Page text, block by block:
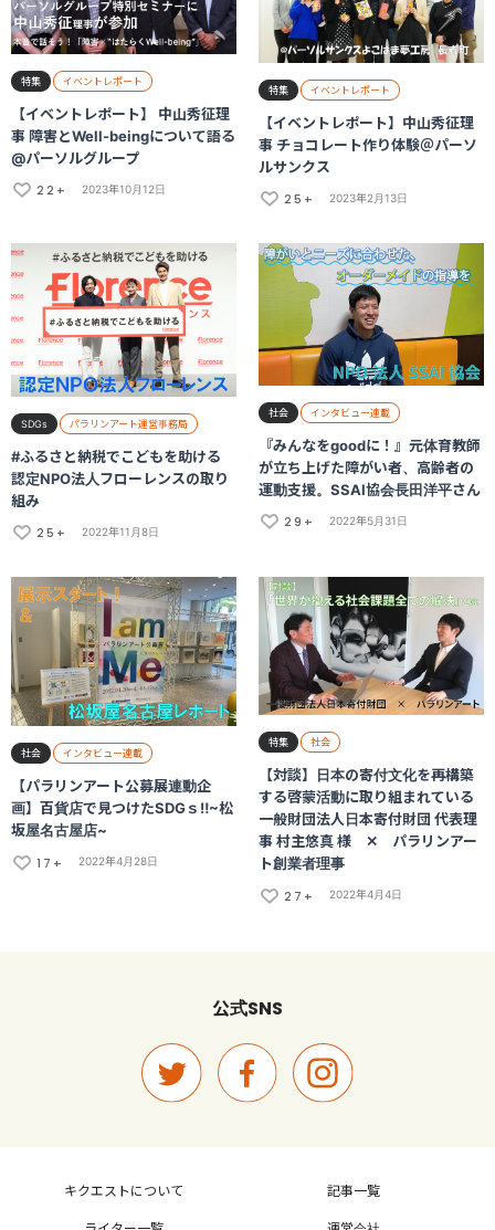
特集 イベントレポート
【イベントレポート】 中山秀征理
事 障害とWell-beingについて語る
@パーソルグループ
22+
2023年10月12日
特集 イベントレポート
【イベントレポート】中山秀征理
事 チョコレート作り体験＠パーソ
ルサンクス
25+
2023年2月13日
SDGs パラリンアート運営事務局
#ふるさと納税でこどもを助ける
認定NPO法人フローレンスの取り
組み
25+
2022年11月8日
社会 インタビュー連載
『みんなをgoodに！』元体育教師
が立ち上げた障がい者、高齢者の
運動支援。SSAI協会長田洋平さん
29+
2022年5月31日
社会 インタビュー連載
【パラリンアート公募展連動企
画】百貨店で見つけたSDGｓ‼~松
坂屋名古屋店~
17+
2022年4月28日
特集 社会
【対談】日本の寄付文化を再構築
する啓蒙活動に取り組まれている
一般財団法人日本寄付財団 代表理
事 村主悠真 様 ✕ パラリンアー
ト創業者理事
27+
2022年4月4日
公式SNS
キクエストについて 記事一覧